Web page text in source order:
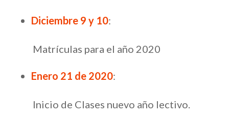
Diciembre 9 y 10:
Matrículas para el año 2020
Enero 21 de 2020:
Inicio de Clases nuevo año lectivo.